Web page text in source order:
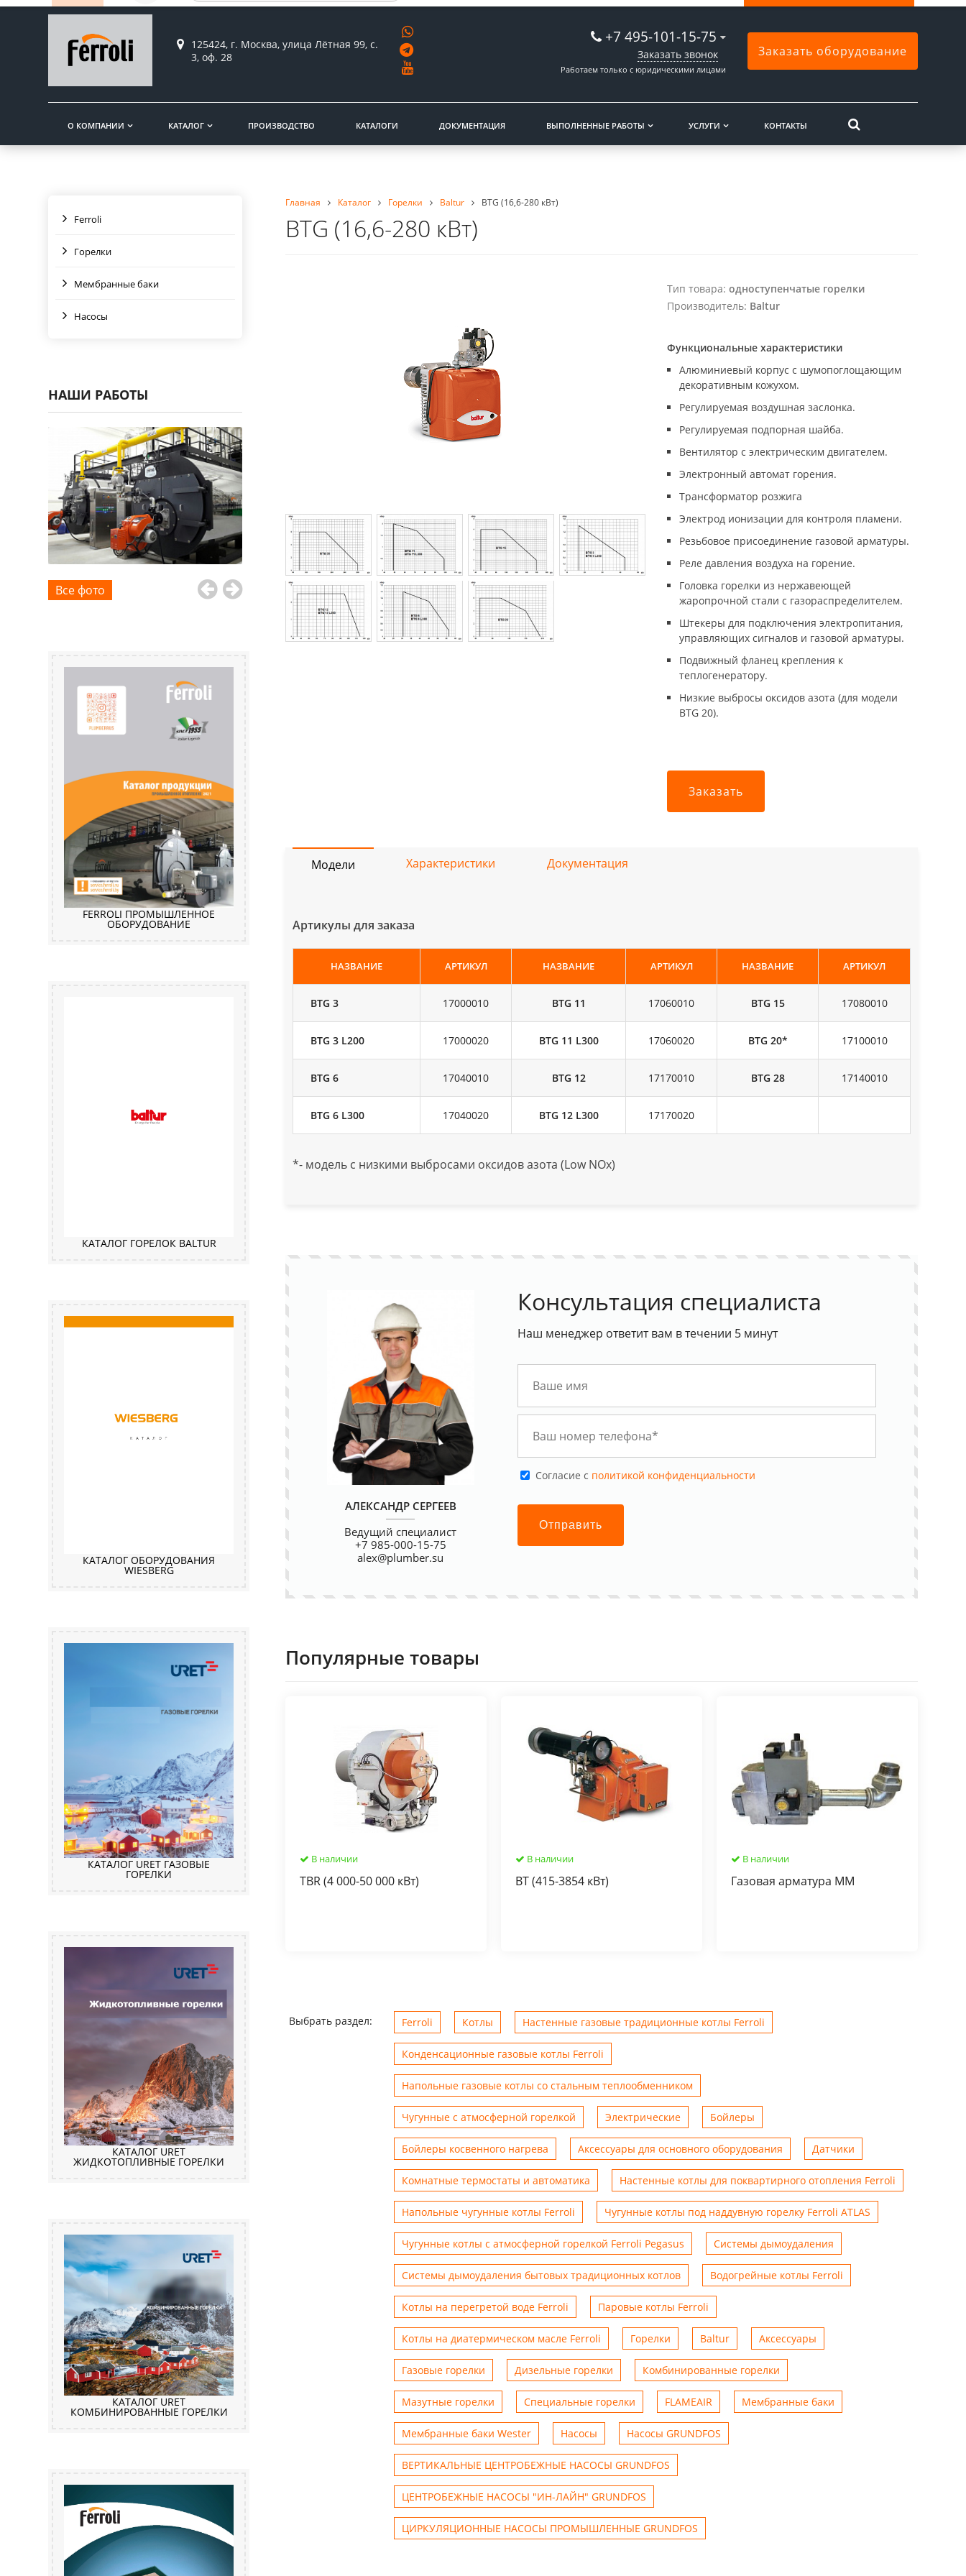
125424, г. Москва, улица Лётная 99, с.
3, оф. 28
+7 495-101-15-75
Заказать звонок
Работаем только с юридическими лицами
Заказать оборудование
О КОМПАНИИ КАТАЛОГ ПРОИЗВОДСТВО КАТАЛОГИ ДОКУМЕНТАЦИЯ ВЫПОЛНЕННЫЕ РАБОТЫ УСЛУГИ КОНТАКТЫ
Ferroli
Горелки
Мембранные баки
Насосы
НАШИ РАБОТЫ
Все фото
FERROLI ПРОМЫШЛЕННОЕ
ОБОРУДОВАНИЕ
КАТАЛОГ ГОРЕЛОК BALTUR
КАТАЛОГ ОБОРУДОВАНИЯ
WIESBERG
КАТАЛОГ URET ГАЗОВЫЕ
ГОРЕЛКИ
КАТАЛОГ URET
ЖИДКОТОПЛИВНЫЕ ГОРЕЛКИ
КАТАЛОГ URET
КОМБИНИРОВАННЫЕ ГОРЕЛКИ
Главная Каталог Горелки Baltur BTG (16,6-280 кВт)
BTG (16,6-280 кВт)
Тип товара: одноступенчатые горелки
Производитель: Baltur
Функциональные характеристики
Алюминиевый корпус с шумопоглощающим
декоративным кожухом.
Регулируемая воздушная заслонка.
Регулируемая подпорная шайба.
Вентилятор с электрическим двигателем.
Электронный автомат горения.
Трансформатор розжига
Электрод ионизации для контроля пламени.
Резьбовое присоединение газовой арматуры.
Реле давления воздуха на горение.
Головка горелки из нержавеющей
жаропрочной стали с газораcпределителем.
Штекеры для подключения электропитания,
управляющих сигналов и газовой арматуры.
Подвижный фланец крепления к
теплогенератору.
Низкие выбросы оксидов азота (для модели
BTG 20).
Заказать
Модели Характеристики Документация
Артикулы для заказа
НАЗВАНИЕ АРТИКУЛ НАЗВАНИЕ АРТИКУЛ НАЗВАНИЕ АРТИКУЛ
BTG 3 17000010 BTG 11 17060010 BTG 15 17080010
BTG 3 L200 17000020 BTG 11 L300 17060020 BTG 20* 17100010
BTG 6 17040010 BTG 12 17170010 BTG 28 17140010
BTG 6 L300 17040020 BTG 12 L300 17170020
*- модель с низкими выбросами оксидов азота (Low NOx)
АЛЕКСАНДР СЕРГЕЕВ
Ведущий специалист
+7 985-000-15-75
alex@plumber.su
Консультация специалиста
Наш менеджер ответит вам в течении 5 минут
Cогласие с политикой конфиденциальности
Отправить
Популярные товары
В наличии
TBR (4 000-50 000 кВт)
В наличии
BT (415-3854 кВт)
В наличии
Газовая арматура MM
Выбрать раздел: Ferroli Котлы Настенные газовые традиционные котлы Ferroli
Конденсационные газовые котлы Ferroli
Напольные газовые котлы со стальным теплообменником
Чугунные с атмосферной горелкой Электрические Бойлеры
Бойлеры косвенного нагрева Аксессуары для основного оборудования Датчики
Комнатные термостаты и автоматика Настенные котлы для поквартирного отопления Ferroli
Напольные чугунные котлы Ferroli Чугунные котлы под наддувную горелку Ferroli ATLAS
Чугунные котлы с атмосферной горелкой Ferroli Pegasus Системы дымоудаления
Системы дымоудаления бытовых традиционных котлов Водогрейные котлы Ferroli
Котлы на перегретой воде Ferroli Паровые котлы Ferroli
Котлы на диатермическом масле Ferroli Горелки Baltur Аксессуары
Газовые горелки Дизельные горелки Комбинированные горелки
Мазутные горелки Специальные горелки FLAMEAIR Мембранные баки
Мембранные баки Wester Насосы Насосы GRUNDFOS
ВЕРТИКАЛЬНЫЕ ЦЕНТРОБЕЖНЫЕ НАСОСЫ GRUNDFOS
ЦЕНТРОБЕЖНЫЕ НАСОСЫ "ИН-ЛАЙН" GRUNDFOS
ЦИРКУЛЯЦИОННЫЕ НАСОСЫ ПРОМЫШЛЕННЫЕ GRUNDFOS